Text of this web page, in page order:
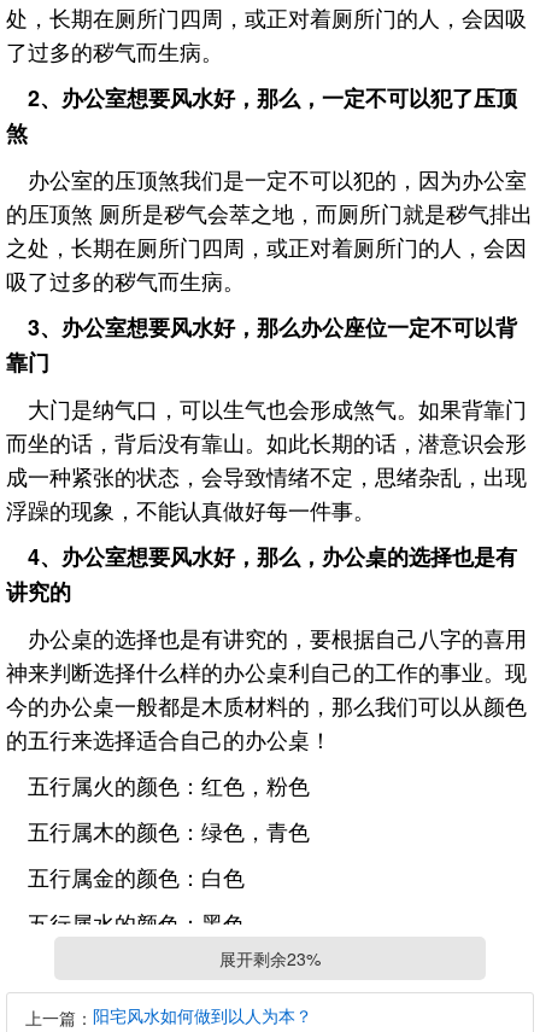
处，长期在厕所门四周，或正对着厕所门的人，会因吸
了过多的秽气而生病。
2、办公室想要风水好，那么，一定不可以犯了压顶
煞
办公室的压顶煞我们是一定不可以犯的，因为办公室
的压顶煞 厕所是秽气会萃之地，而厕所门就是秽气排出
之处，长期在厕所门四周，或正对着厕所门的人，会因
吸了过多的秽气而生病。
3、办公室想要风水好，那么办公座位一定不可以背
靠门
大门是纳气口，可以生气也会形成煞气。如果背靠门
而坐的话，背后没有靠山。如此长期的话，潜意识会形
成一种紧张的状态，会导致情绪不定，思绪杂乱，出现
浮躁的现象，不能认真做好每一件事。
4、办公室想要风水好，那么，办公桌的选择也是有
讲究的
办公桌的选择也是有讲究的，要根据自己八字的喜用
神来判断选择什么样的办公桌利自己的工作的事业。现
今的办公桌一般都是木质材料的，那么我们可以从颜色
的五行来选择适合自己的办公桌！
五行属火的颜色：红色，粉色
五行属木的颜色：绿色，青色
五行属金的颜色：白色
五行属水的颜色：黑色
五行属土的颜色：黄色
办公室的大门摆放植物好不好？
展开剩余23%
上一篇： 阳宅风水如何做到以人为本？